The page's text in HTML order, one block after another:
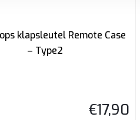
klapsleutel Remote Case
– Type2
€17,90